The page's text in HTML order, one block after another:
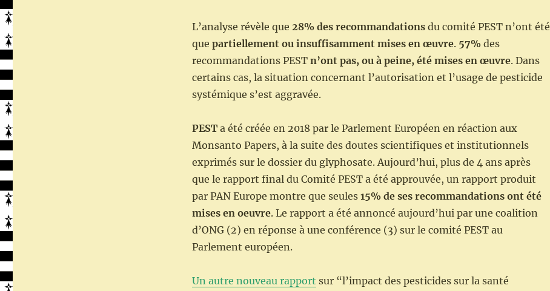
L’analyse révèle que 28% des recommandationsdu comité PEST n’ont été
que partiellement ou insuffisamment mises en œuvre. 57%des
recommandations PEST n’ont pas, ou à peine, été mises en œuvre. Dans
certains cas, la situation concernant l’autorisation et l’usage de pesticide
systémique s’est aggravée.
PESTa été créée en 2018 par le Parlement Européen en réaction aux
Monsanto Papers, à la suite des doutes scientifiques et institutionnels
exprimés sur le dossier du glyphosate. Aujourd’hui, plus de 4 ans après
que le rapport final du Comité PEST a été approuvée, un rapport produit
par PAN Europe montre que seules 15% de ses recommandations ont été
mises en oeuvre. Le rapport a été annoncé aujourd’hui par une coalition
d’ONG (2) en réponse à une conférence (3) sur le comité PEST au
Parlement européen.
Un autre nouveau rapport sur “l’impact des pesticides sur la santé
Communiqué
Observatory,
Générations